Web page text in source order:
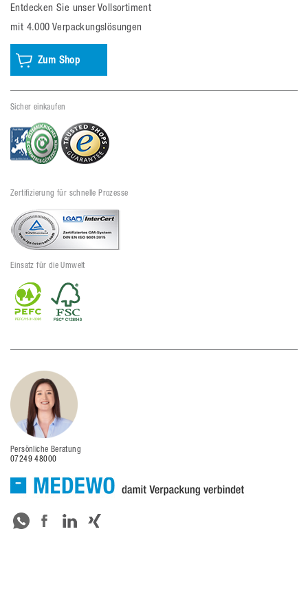
Entdecken Sie unser Vollsortiment
mit 4.000 Verpackungslösungen
Zum Shop
Sicher einkaufen
Zertifizierung für schnelle Prozesse
Einsatz für die Umwelt
Persönliche Beratung
07249 48000